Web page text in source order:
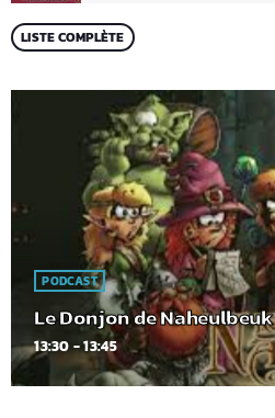
LISTE COMPLÈTE
PODCAST
Le Donjon de Naheulbeuk
13:30 - 13:45